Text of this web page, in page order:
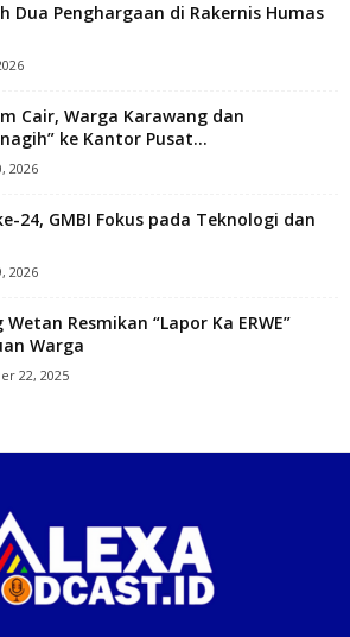
Dua Penghargaan di Rakernis Humas
Cair, Warga Karawang dan
ke Kantor Pusat...
2026
24, GMBI Fokus pada Teknologi dan
2026
Resmikan “Lapor Ka ERWE”
Warga
22, 2025